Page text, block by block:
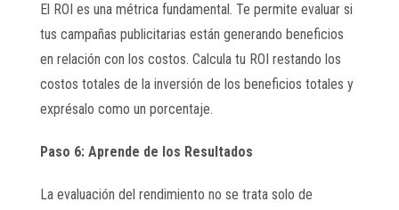
El ROI es una métrica fundamental. Te permite evaluar si
tus campañas publicitarias están generando beneficios
en relación con los costos. Calcula tu ROI restando los
costos totales de la inversión de los beneficios totales y
exprésalo como un porcentaje.
Paso 6: Aprende de los Resultados
La evaluación del rendimiento no se trata solo de